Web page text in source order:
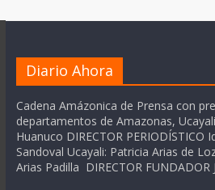
Diario Ahora
Cadena Amázonica de Prensa con
departamentos de Amazonas,
Huanuco DIRECTOR PERIODÍSTICO
Sandoval Ucayali: Patricia Arias de
Arias Padilla DIRECTOR FUNDADOR